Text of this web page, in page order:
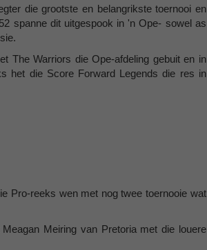
die grootste en belangrikste toernooi en
spanne dit uitgespook in 'n Ope- sowel as
The Warriors die Ope-afdeling gebuit en in
het die Score Forward Legends die res in
Pro-reeks wen met nog twee toernooie wat
Meiring van Pretoria met die louere